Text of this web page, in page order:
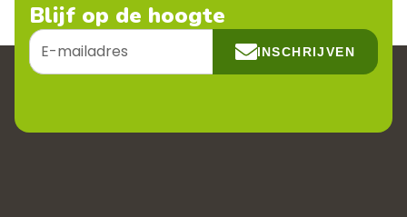
Blijf op de hoogte
E-
mailadres
INSCHRIJVEN